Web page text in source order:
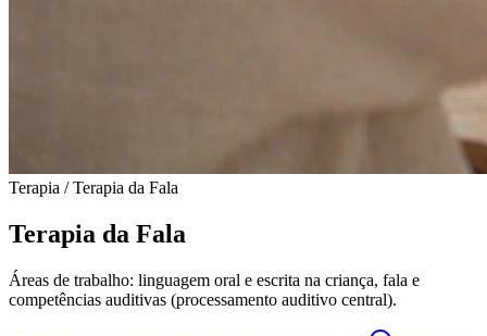
Terapia / Terapia da Fala
Terapia da Fala
Áreas de trabalho: linguagem oral e escrita na criança, fala e
competências auditivas (processamento auditivo central).